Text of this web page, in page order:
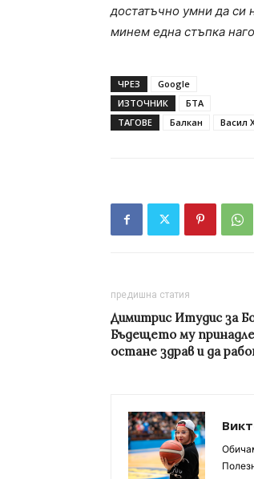
достатъчно умни да си
минем една стъпка
ЧРЕЗ
Google
ИЗТОЧНИК
БТА
ТАГОВЕ
Балкан Васил
предишна статия
Димитрис Итудис за
Бъдещето му
остане здрав и да